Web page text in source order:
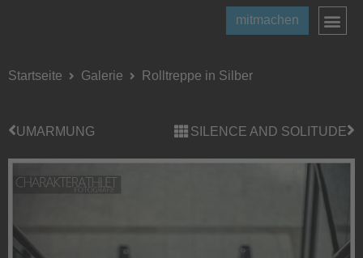
mitmachen
Startseite Galerie Rolltreppe in Silber
UMARMUNG SILENCE AND SOLITUDE